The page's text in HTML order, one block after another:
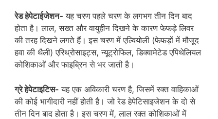
रेड हेपेटाईजेशन- यह चरण पहले चरण के लगभग तीन दिन बाद
होता है। लाल, सख्‍त और वायुहीन दिखने के कारण फेफड़े लिवर
की तरह दिखने लगते हैं। इस चरण में एल्वियोली (फेफड़ों में मौजूद
हवा की थैली) एरिथ्रोसाइट्स, न्यूट्रोफिल, डिक्वामेटेड एपिथेलियल
कोशिकाओं और फाइब्रिन से भर जाती है।
ग्रे हेपेटाइटिस- यह एक अविकारी चरण है, जिसमें रक्त वाहिकाओं
की कोई भागीदारी नहीं होती है। जो रेड हेपेटिसाइजेशन के दो से
तीन दिन बाद होता है। इस चरण में, लाल रक्त कोशिकाओं में